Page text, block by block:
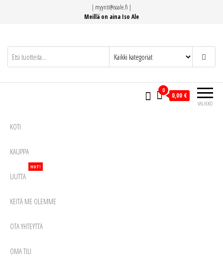
| myynti@isoale.fi |
Meillä on aina Iso Ale
VALIKKO
0
0,00 €
KOTI
KAUPPA
UUTTA
HOT!
KEITÄ ME OLEMME
OTA YHTEYTTÄ
OMA TILI